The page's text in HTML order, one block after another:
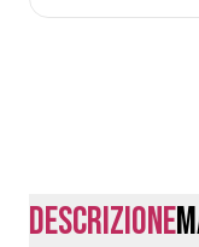
Descrizione